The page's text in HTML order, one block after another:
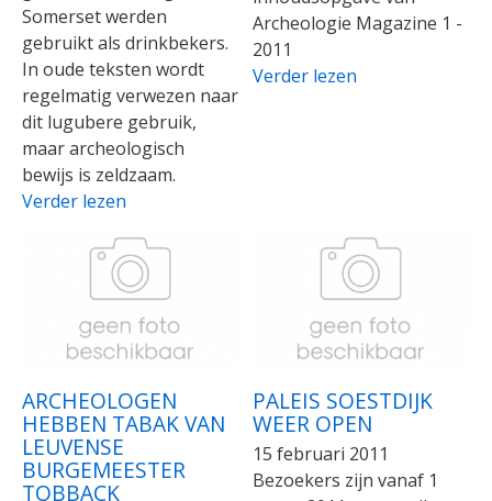
Somerset werden
gebruikt als drinkbekers.
In oude teksten wordt
regelmatig verwezen naar
dit lugubere gebruik,
maar archeologisch
bewijs is zeldzaam.
Verder lezen
Archeologie Magazine 1 -
2011
Verder lezen
ARCHEOLOGEN
HEBBEN TABAK VAN
LEUVENSE
BURGEMEESTER
TOBBACK
PALEIS SOESTDIJK
WEER OPEN
15 februari 2011
Bezoekers zijn vanaf 1